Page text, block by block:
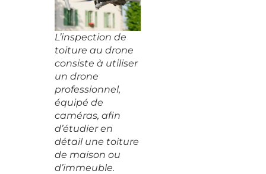
L’inspection de
toiture au drone
consiste à utiliser
un drone
professionnel,
équipé de
caméras, afin
d’étudier en
détail une toiture
de maison ou
d’immeuble.